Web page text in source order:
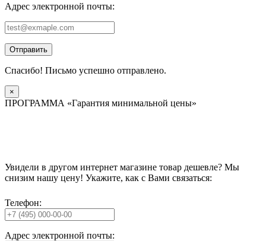
Адрес электронной почты:
Отправить
Спасибо! Письмо успешно отправлено.
×
ПРОГРАММА «Гарантия минимальной цены»
Увидели в другом интернет магазине товар дешевле? Мы
снизим нашу цену! Укажите, как с Вами связаться:
Телефон:
Адрес электронной почты: